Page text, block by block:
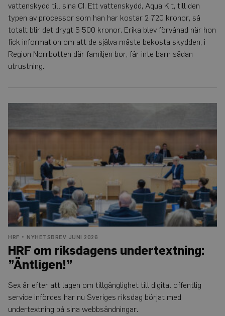
vattenskydd till sina CI. Ett vattenskydd, Aqua Kit, till den
typen av processor som han har kostar 2 720 kronor, så
totalt blir det drygt 5 500 kronor. Erika blev förvånad när hon
fick information om att de själva måste bekosta skydden, i
Region Norrbotten där familjen bor, får inte barn sådan
utrustning.
HRF
undertextning:
”Äntligen!”
HRF NYHETSBREV JUNI 2026
HRF om riksdagens undertextning:
”Äntligen!”
Sex år efter att lagen om tillgänglighet till digital offentlig
service infördes har nu Sveriges riksdag börjat med
undertextning på sina webbsändningar.